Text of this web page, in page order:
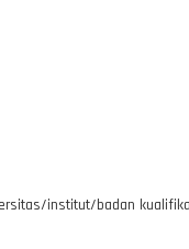
institut/badan